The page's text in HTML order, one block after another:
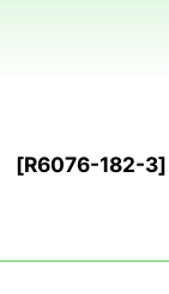
[R6076-182-3]